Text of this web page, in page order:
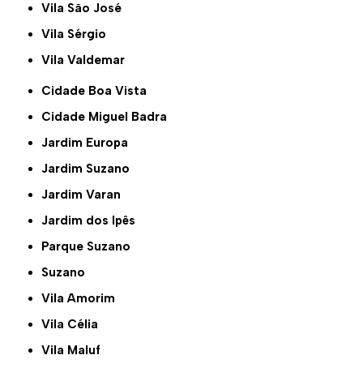
Vila São José
Vila Sérgio
Vila Valdemar
Cidade Boa Vista
Cidade Miguel Badra
Jardim Europa
Jardim Suzano
Jardim Varan
Jardim dos Ipês
Parque Suzano
Suzano
Vila Amorim
Vila Célia
Vila Maluf